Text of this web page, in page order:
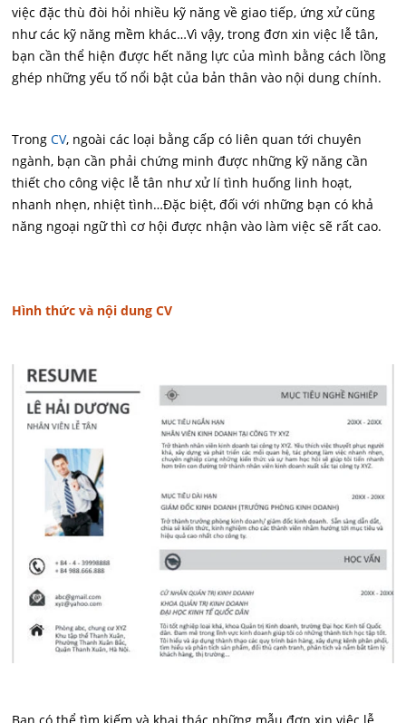
việc đặc thù đòi hỏi nhiều kỹ năng về giao tiếp, ứng xử cũng
như các kỹ năng mềm khác…Vì vậy, trong đơn xin việc lễ tân,
bạn cần thể hiện được hết năng lực của mình bằng cách lồng
ghép những yếu tố nổi bật của bản thân vào nội dung chính.
TrongCV, ngoài các loại bằng cấp có liên quan tới chuyên
ngành, bạn cần phải chứng minh được những kỹ năng cần
thiết cho công việc lễ tân như xử lí tình huống linh hoạt,
nhanh nhẹn, nhiệt tình…Đặc biệt, đối với những bạn có khả
năng ngoại ngữ thì cơ hội được nhận vào làm việc sẽ rất cao.
Hình thức và nội dung CV